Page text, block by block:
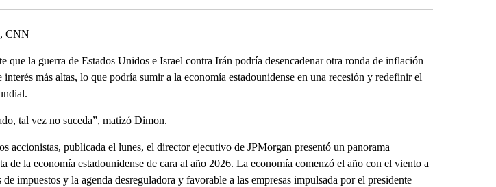
CNN
que la guerra de Estados Unidos e Israel contra Irán podría desencadenar otra ronda de inflación
interés más altas, lo que podría sumir a la economía estadounidense en una recesión y redefinir el
tal vez no suceda”, matizó Dimon.
accionistas, publicada el lunes, el director ejecutivo de JPMorgan presentó un panorama
de la economía estadounidense de cara al año 2026. La economía comenzó el año con el viento a
impuestos y la agenda desreguladora y favorable a las empresas impulsada por el presidente